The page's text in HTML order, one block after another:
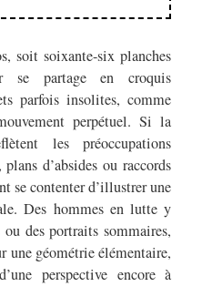
soit soixante-six planches
se partage en croquis
parfois insolites, comme
perpétuel. Si la
les préoccupations
d’absides ou raccords
se contenter d’illustrer une
Des hommes en lutte y
des portraits sommaires,
une géométrie élémentaire,
perspective encore à